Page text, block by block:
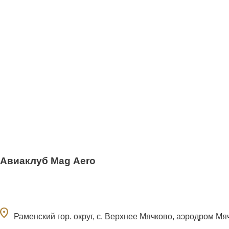
Авиаклуб Mag Aero
Раменский гор. округ, с. Верхнее Мячково, аэродром